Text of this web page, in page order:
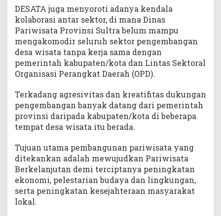
DESATA juga menyoroti adanya kendala
kolaborasi antar sektor, di mana Dinas
Pariwisata Provinsi Sultra belum mampu
mengakomodir seluruh sektor pengembangan
desa wisata tanpa kerja sama dengan
pemerintah kabupaten/kota dan Lintas Sektoral
Organisasi Perangkat Daerah (OPD).
Terkadang agresivitas dan kreatifitas dukungan
pengembangan banyak datang dari pemerintah
provinsi daripada kabupaten/kota di beberapa
tempat desa wisata itu berada.
Tujuan utama pembangunan pariwisata yang
ditekankan adalah mewujudkan Pariwisata
Berkelanjutan demi terciptanya peningkatan
ekonomi, pelestarian budaya dan lingkungan,
serta peningkatan kesejahteraan masyarakat
lokal.